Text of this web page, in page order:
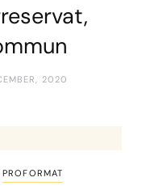
2020
PROFORMAT